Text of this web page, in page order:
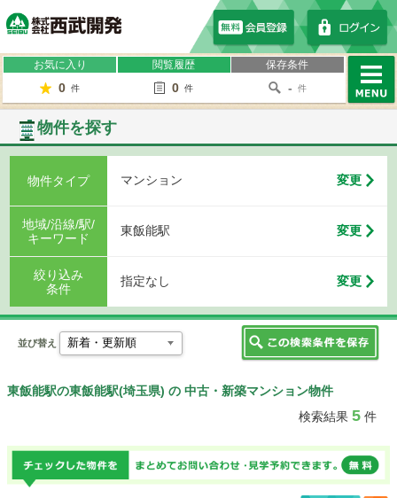
お気に入り
0 件
閲覧履歴
0 件
保存条件
- 件
物件を探す
物件タイプ マンション 変更
地域/沿線/駅/
キーワード
東飯能駅 変更
絞り込み
条件
指定なし 変更
並び替え
東飯能駅の東飯能駅(埼玉県) の 中古・新築マンション物件
検索結果 5件